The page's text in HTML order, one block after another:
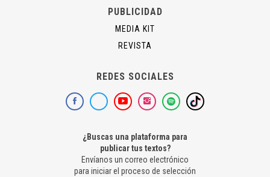
PUBLICIDAD
MEDIA KIT
REVISTA
REDES SOCIALES
¿Buscas una plataforma para
publicar tus textos?
Envíanos un correo electrónico
para iniciar el proceso de selección